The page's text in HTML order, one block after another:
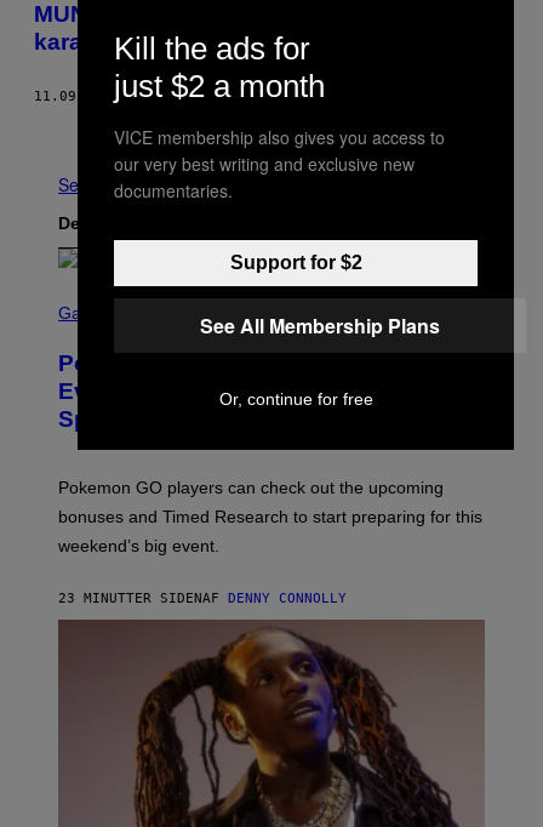
MUNCHIES i Nordkorea: Pepperoni og
karaoke på Pyongyangs nye pizzeria
11.09.16 AFJAMIE FULLERTON
Ældre
Se Alle
Det nyeste indhold
C
E
N
S
H
P
O
E
N
G
Gaming
Pokémon GO Fire and Ice Hatch Day
Event Guide – All Bonuses and
Special Hatches
Pokemon GO players can check out the upcoming
bonuses and Timed Research to start preparing for this
weekend’s big event.
23 MINUTTER SIDENAF DENNY CONNOLLY
Kill the ads for
just $2 a month
VICE membership also gives you access to
our very best writing and exclusive new
documentaries.
Support for $2
See All Membership Plans
Or, continue for free